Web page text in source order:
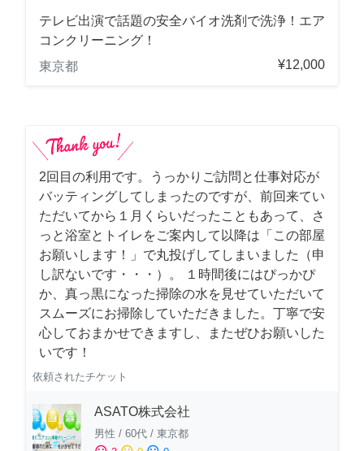
テレビ出演で話題の安全バイオ洗剤で洗浄！エア
コンクリーニング！
東京都
¥12,000
2回目の利用です。うっかりご訪問と仕事対応が
バッティングしてしまったのですが、前回来てい
ただいてから１月くらいだったこともあって、さ
っと浴室とトイレをご案内して以降は「この部屋
お願いします！」で丸投げしてしまいました（申
し訳ないです・・・）。 １時間後にはぴっかぴ
か、真っ黒になった掃除の水を見せていただいて
スムーズにお掃除していただきました。丁寧で安
心しておまかせできますし、またぜひお願いした
いです！
依頼されたチケット
ASATO株式会社
男性 / 60代 / 東京都